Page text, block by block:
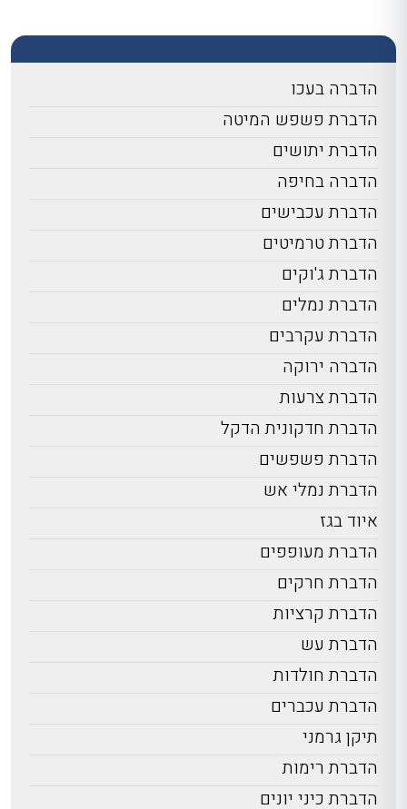
הדברה בעכו
הדברת פשפש המיטה
הדברת יתושים
הדברה בחיפה
הדברת עכבישים
הדברת טרמיטים
הדברת ג'וקים
הדברת נמלים
הדברת עקרבים
הדברה ירוקה
הדברת צרעות
הדברת חדקונית הדקל
הדברת פשפשים
הדברת נמלי אש
איוד בגז
הדברת מעופפים
הדברת חרקים
הדברת קרציות
הדברת עש
הדברת חולדות
הדברת עכברים
תיקן גרמני
הדברת רימות
הדברת כיני יונים